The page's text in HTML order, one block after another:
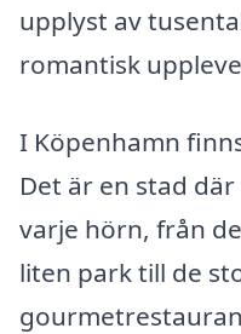
upplyst av
romantisk
I Köpenhamn
Det är en stad
varje hörn, från
liten park till de